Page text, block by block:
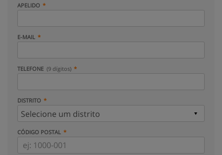
APELIDO
E-MAIL
TELEFONE (9 dígitos)
DISTRITO
CÓDIGO POSTAL